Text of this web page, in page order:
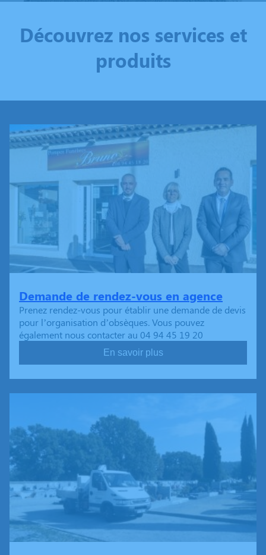
Découvrez nos services et
produits
Demande de rendez-vous en agence
Prenez rendez-vous pour établir une demande de devis
pour l’organisation d’obsèques. Vous pouvez
également nous contacter au 04 94 45 19 20
En savoir plus